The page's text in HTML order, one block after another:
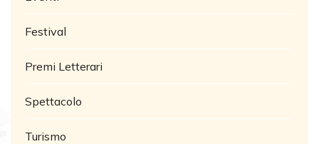
Festival
Premi Letterari
Spettacolo
Turismo